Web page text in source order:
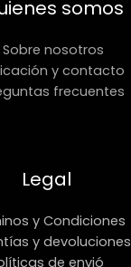
somos
Sobre nosotros
y contacto
frecuentes
Legal
y Condiciones
y devoluciones
de envió